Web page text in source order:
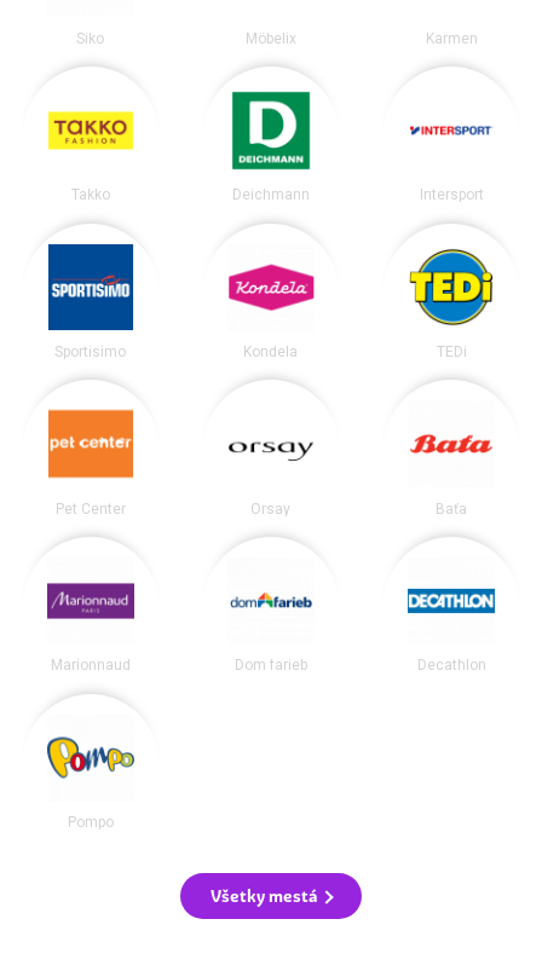
Siko Möbelix Karmen
Takko Deichmann Intersport
Sportisimo Kondela TEDi
Pet Center Orsay Baťa
Marionnaud Dom farieb Decathlon
Pompo
Všetky mestá